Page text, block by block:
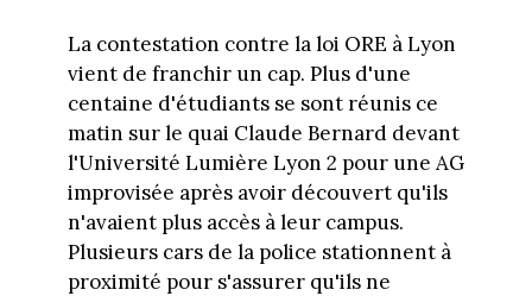
La contestation contre la loi ORE à Lyon
vient de franchir un cap. Plus d'une
centaine d'étudiants se sont réunis ce
matin sur le quai Claude Bernard devant
l'Université Lumière Lyon 2 pour une AG
improvisée après avoir découvert qu'ils
n'avaient plus accès à leur campus.
Plusieurs cars de la police stationnent à
proximité pour s'assurer qu'ils ne